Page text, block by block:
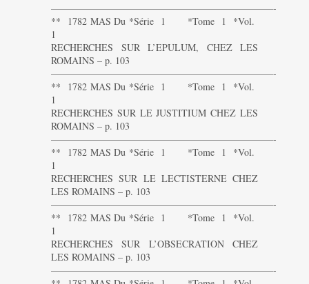
———————————————————————-
** 1782 MAS Du *Série 1 *Tome 1 *Vol.
1
RECHERCHES SUR L’EPULUM, CHEZ LES
ROMAINS – p. 103
———————————————————————-
** 1782 MAS Du *Série 1 *Tome 1 *Vol.
1
RECHERCHES SUR LE JUSTITIUM CHEZ LES
ROMAINS – p. 103
———————————————————————-
** 1782 MAS Du *Série 1 *Tome 1 *Vol.
1
RECHERCHES SUR LE LECTISTERNE CHEZ
LES ROMAINS – p. 103
———————————————————————-
** 1782 MAS Du *Série 1 *Tome 1 *Vol.
1
RECHERCHES SUR L’OBSECRATION CHEZ
LES ROMAINS – p. 103
———————————————————————-